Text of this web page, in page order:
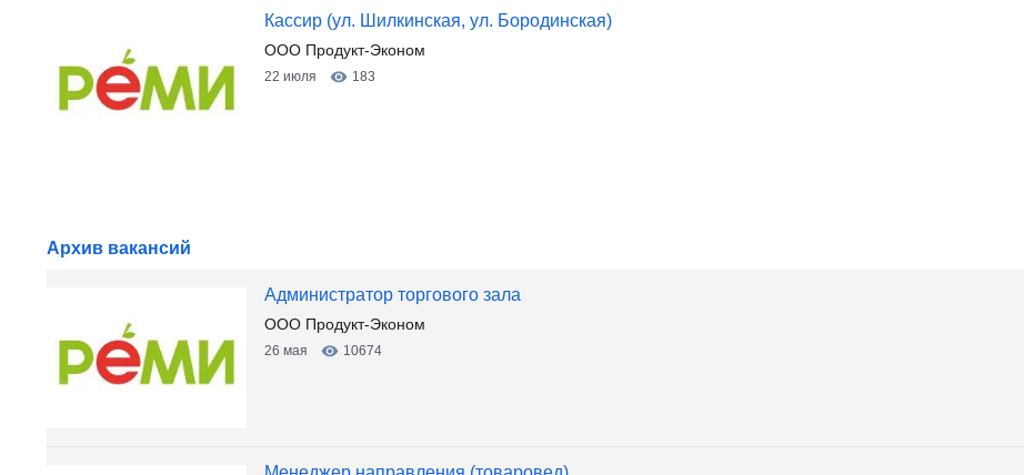
Кассир (ул. Шилкинская, ул. Бородинская)
ООО Продукт-Эконом
22 июля 183
Архив вакансий
Администратор торгового зала
ООО Продукт-Эконом
26 мая 10674